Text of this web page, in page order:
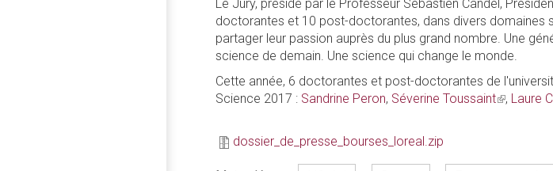
Le Jury, présidé par le Professeur Sébastien Candel,
doctorantes et 10 post-doctorantes, dans divers domaines
partager leur passion auprès du plus grand nombre. Une
science de demain. Une science qui change le monde.
Cette année, 6 doctorantes et post-doctorantes de
Science 2017 : Sandrine Peron, Séverine Toussaint(link
, Laure
dossier_de_presse_bourses_loreal.zip